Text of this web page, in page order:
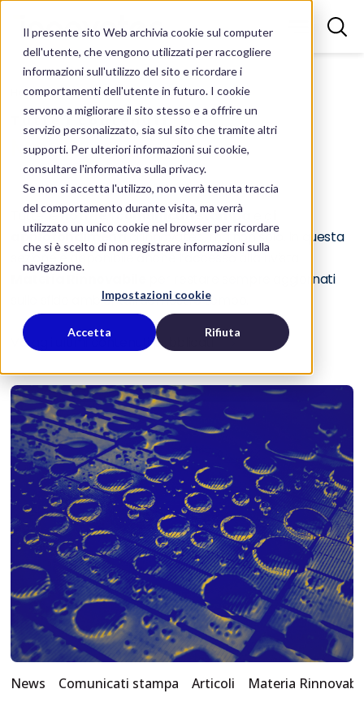
Il presente sito Web archivia cookie sul computer
dell'utente, che vengono utilizzati per raccogliere
informazioni sull'utilizzo del sito e ricordare i
comportamenti dell'utente in futuro. I cookie
servono a migliorare il sito stesso e a offrire un
servizio personalizzato, sia sul sito che tramite altri
supporti. Per ulteriori informazioni sui cookie,
consultare l'informativa sulla privacy.
Se non si accetta l'utilizzo, non verrà tenuta traccia
del comportamento durante visita, ma verrà
utilizzato un unico cookie nel browser per ricordare
che si è scelto di non registrare informazioni sulla
navigazione.
Impostazioni cookie
Accetta Rifiuta
Homepage Media
Tutte i contenuti
Media
Tutte lenotizie, icomunicati stampa
approfondimentidi Innovatec, ma non solo.
In questa
sezione è disponibile anche l’accesso alla rivista
per restare sempre aggiornati
sulle sfide ambientali del nostro tempo.
Vai agli ultimi contenuti pubblicati
News Comunicati stampa Articoli Materia